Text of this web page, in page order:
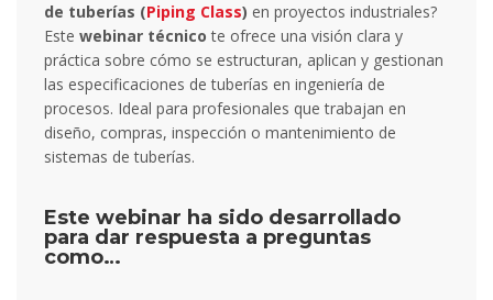
de tuberías (Piping Class) en proyectos industriales?
Este webinar técnico te ofrece una visión clara y
práctica sobre cómo se estructuran, aplican y gestionan
las especificaciones de tuberías en ingeniería de
procesos. Ideal para profesionales que trabajan en
diseño, compras, inspección o mantenimiento de
sistemas de tuberías.
Este webinar ha sido desarrollado
para dar respuesta a preguntas
como…